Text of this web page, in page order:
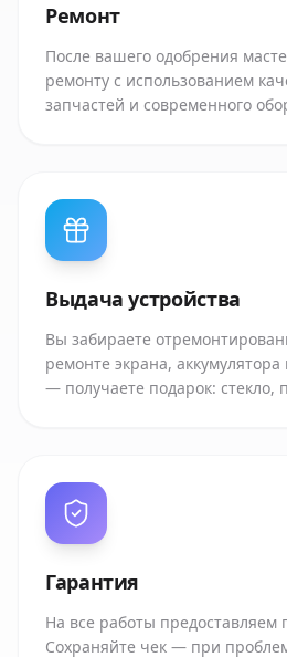
Ремонт
После вашего одобрения
ремонту с использованием
запчастей и современного
Выдача устройства
Вы забираете
ремонте экрана,
— получаете подарок: стекло,
Гарантия
На все работы предоставляем
Сохраняйте чек — при